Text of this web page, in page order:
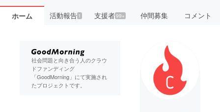
ホーム 活動報告1 支援者99+ 仲間募集 コメント
社会問題と向き合う人のクラウ
ドファンディング
「GoodMorning」にて実施され
たプロジェクトです。